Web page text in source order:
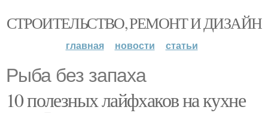
СТРОИТЕЛЬСТВО, РЕМОНТ И ДИЗАЙН
главная новости статьи
Рыба без запаха
10 полезных лайфхаков на кухне